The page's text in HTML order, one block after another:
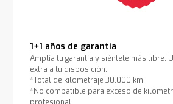
1+1 años de garantía
Amplía tu garantía y siéntete más libre.
extra a tu disposición.
*Total de kilometraje 30.000 km
*No compatible para exceso de